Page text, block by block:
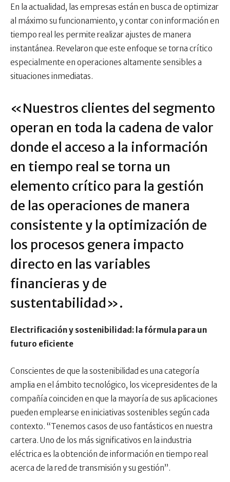
En la actualidad, las empresas están en busca de optimizar
al máximo su funcionamiento, y contar con información en
tiempo real les permite realizar ajustes de manera
instantánea. Revelaron que este enfoque se torna crítico
especialmente en operaciones altamente sensibles a
situaciones inmediatas.
«Nuestros clientes del segmento
operan en toda la cadena de valor
donde el acceso a la información
en tiempo real se torna un
elemento crítico para la gestión
de las operaciones de manera
consistente y la optimización de
los procesos genera impacto
directo en las variables
financieras y de
sustentabilidad».
Electrificación y sostenibilidad: la fórmula para un
futuro eficiente
Conscientes de que la sostenibilidad es una categoría
amplia en el ámbito tecnológico, los vicepresidentes de la
compañía coinciden en que la mayoría de sus aplicaciones
pueden emplearse en iniciativas sostenibles según cada
contexto. “Tenemos casos de uso fantásticos en nuestra
cartera. Uno de los más significativos en la industria
eléctrica es la obtención de información en tiempo real
acerca de la red de transmisión y su gestión”.